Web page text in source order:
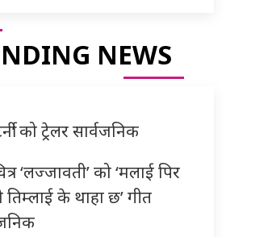
NEWS
को ट्रेलर सार्वजनिक
‘लज्जावती’ को ‘मलाई पिर
तिम्लाई के थाहा छ’ गीत